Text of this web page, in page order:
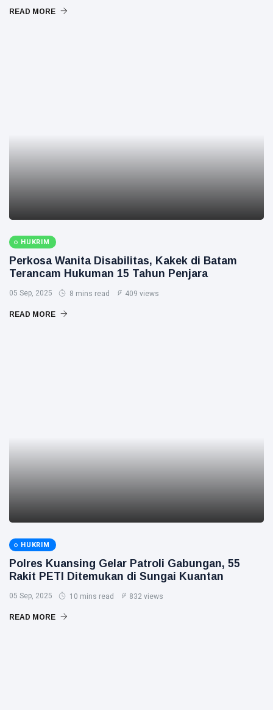
READ MORE
HUKRIM
Perkosa Wanita Disabilitas, Kakek di Batam
Terancam Hukuman 15 Tahun Penjara
05 Sep, 2025 8 mins read 409 views
READ MORE
HUKRIM
Polres Kuansing Gelar Patroli Gabungan, 55
Rakit PETI Ditemukan di Sungai Kuantan
05 Sep, 2025 10 mins read 832 views
READ MORE